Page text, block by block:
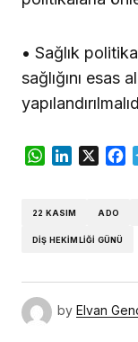
• Sağlık
sağlığını esas
WhatsApp
LinkedIn
X
22 KASIM ADO
DIŞ HEKIMLIĞI GÜNÜ
by Elvan